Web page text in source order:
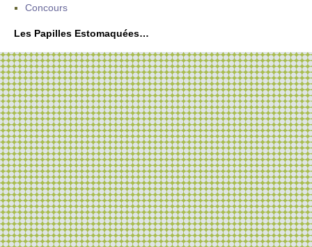
Concours
Les Papilles Estomaquées…